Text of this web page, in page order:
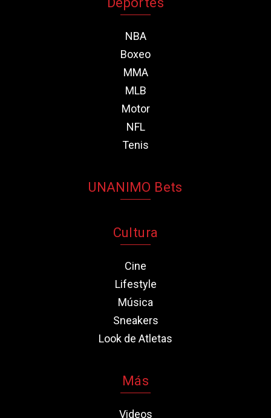
NBA
Boxeo
MMA
MLB
Motor
NFL
Tenis
UNANIMO Bets
Cultura
Cine
Lifestyle
Música
Sneakers
Look de Atletas
Más
Videos